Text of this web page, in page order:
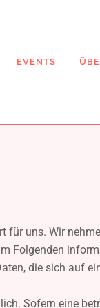
EVENTS
für uns. Wir
Folgenden
die sich auf
Sofern eine